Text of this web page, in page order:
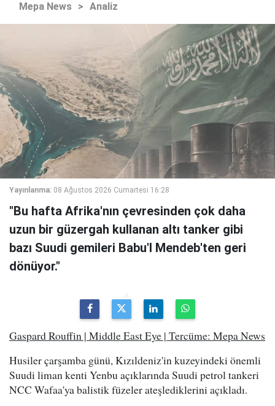
Mepa News > Analiz
Yayınlanma: 08 Ağustos 2026 Cumartesi 16:28
"Bu hafta Afrika'nın çevresinden çok daha
uzun bir güzergah kullanan altı tanker gibi
bazı Suudi gemileri Babu'l Mendeb'ten geri
dönüyor."
Gaspard Rouffin | Middle East Eye | Tercüme: Mepa News
Husiler çarşamba günü, Kızıldeniz'in kuzeyindeki önemli
Suudi liman kenti Yenbu açıklarında Suudi petrol tankeri
NCC Wafaa'ya balistik füzeler ateşlediklerini açıkladı.